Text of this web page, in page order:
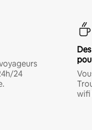
24
wifi